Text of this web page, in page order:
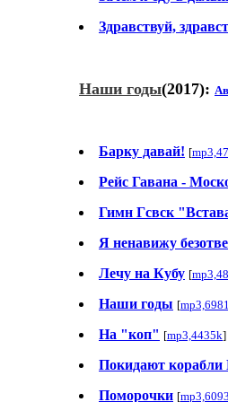
Здравствуй,
Наши годы(2017):
Барку давай! [
Рейс Гавана -
Гимн Гсвск
Я ненавижу
Лечу на Кубу [
Наши годы [
На "коп" [mp3,4435k]
Покидают корабли
Поморочки [